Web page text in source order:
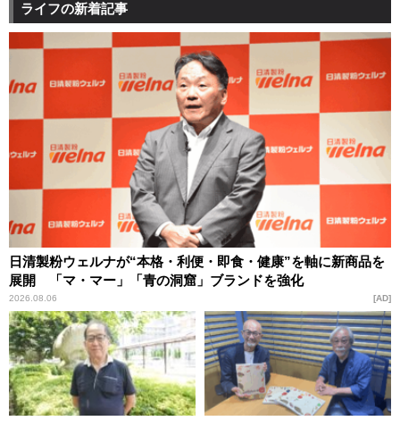
ライフの新着記事
日清製粉ウェルナが“本格・利便・即食・健康”を軸に新商品を
展開 「マ・マー」「青の洞窟」ブランドを強化
2026.08.06 AD